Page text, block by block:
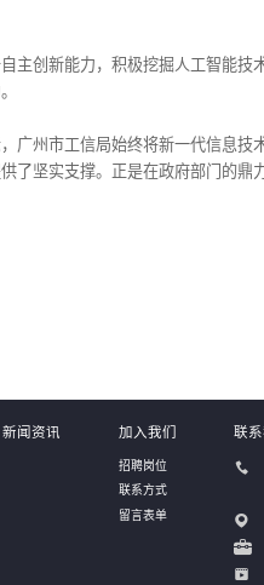
主创新能力，积极挖掘人工智能技
广州市工信局始终将新一代信息技
了坚实支撑。正是在政府部门的鼎
新闻资讯 加入我们
招聘岗位
联系方式
留言表单
联系